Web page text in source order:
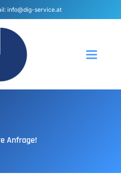
info@dig-service.at
Anfrage!